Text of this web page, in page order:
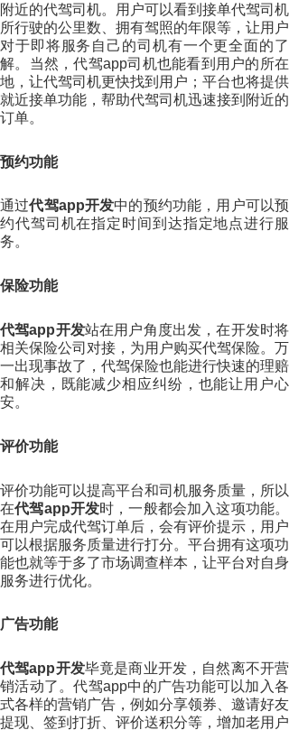
附近的代驾司机。用户可以看到接单代驾司机
所行驶的公里数、拥有驾照的年限等，让用户
对于即将服务自己的司机有一个更全面的了
解。当然，代驾app司机也能看到用户的所在
地，让代驾司机更快找到用户；平台也将提供
就近接单功能，帮助代驾司机迅速接到附近的
订单。
预约功能
通过代驾app开发中的预约功能，用户可以预
约代驾司机在指定时间到达指定地点进行服
务。
保险功能
代驾app开发站在用户角度出发，在开发时将
相关保险公司对接，为用户购买代驾保险。万
一出现事故了，代驾保险也能进行快速的理赔
和解决，既能减少相应纠纷，也能让用户心
安。
评价功能
评价功能可以提高平台和司机服务质量，所以
在代驾app开发时，一般都会加入这项功能。
在用户完成代驾订单后，会有评价提示，用户
可以根据服务质量进行打分。平台拥有这项功
能也就等于多了市场调查样本，让平台对自身
服务进行优化。
广告功能
代驾app开发毕竟是商业开发，自然离不开营
销活动了。代驾app中的广告功能可以加入各
式各样的营销广告，例如分享领券、邀请好友
提现、签到打折、评价送积分等，增加老用户